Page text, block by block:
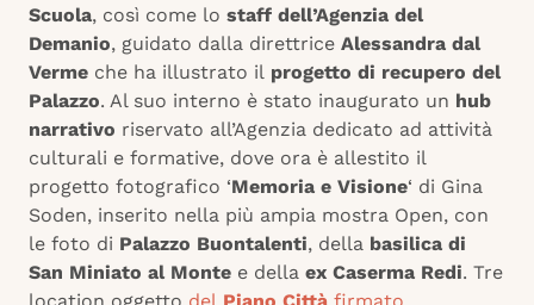
Scuola, così come lo staff dell’Agenzia del
Demanio, guidato dalla direttrice Alessandra dal
Verme che ha illustrato il progetto di recupero del
Palazzo. Al suo interno è stato inaugurato un hub
narrativo riservato all’Agenzia dedicato ad attività
culturali e formative, dove ora è allestito il
progetto fotografico ‘Memoria e Visione‘ di Gina
Soden, inserito nella più ampia mostra Open, con
le foto di Palazzo Buontalenti, della basilica di
San Miniato al Monte e della ex Caserma Redi. Tre